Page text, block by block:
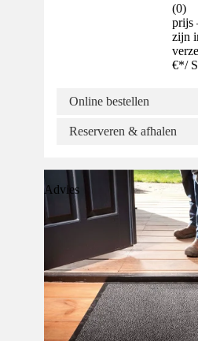
(0)
prijs
zijn
€*/
Online bestellen
Reserveren & afhalen
Advies